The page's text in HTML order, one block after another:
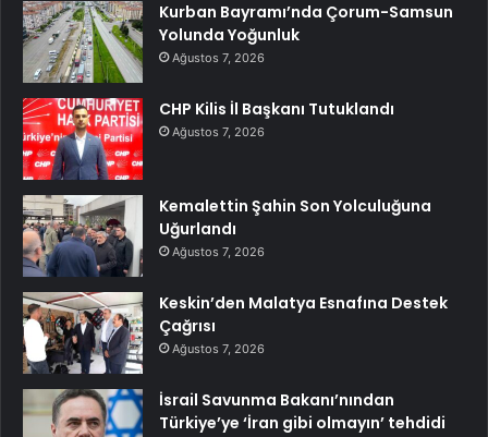
Kurban Bayramı’nda Çorum-Samsun
Yolunda Yoğunluk
Ağustos 7, 2026
CHP Kilis İl Başkanı Tutuklandı
Ağustos 7, 2026
Kemalettin Şahin Son Yolculuğuna
Uğurlandı
Ağustos 7, 2026
Keskin’den Malatya Esnafına Destek
Çağrısı
Ağustos 7, 2026
İsrail Savunma Bakanı’nından
Türkiye’ye ‘İran gibi olmayın’ tehdidi